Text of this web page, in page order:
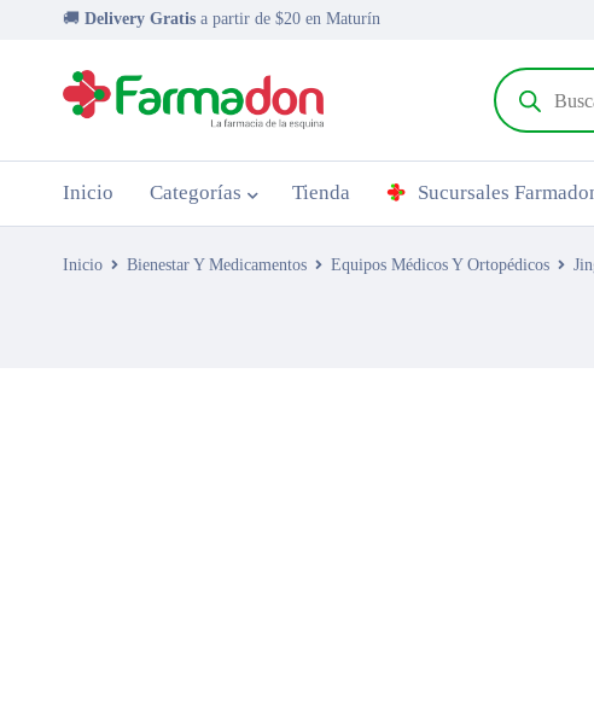
🚚 Delivery Gratis a partir de $20 en Maturín
Inicio Categorías Tienda Sucursales
Inicio Bienestar Y Medicamentos Equipos Médicos Y Ortopédicos